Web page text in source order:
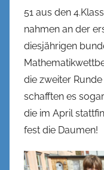
51 aus den
nahmen an der
diesjährigen
die zweiter
schafften es
die im April
fest die Daumen!